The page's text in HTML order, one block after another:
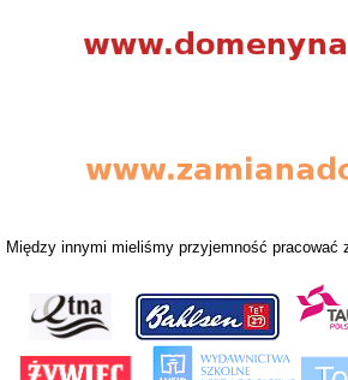
Między innymi mieliśmy przyjemność pracować